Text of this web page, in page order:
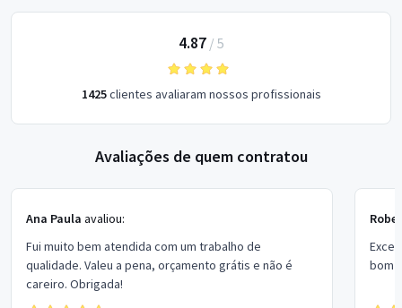
4.87/ 5
1425clientes avaliaram nossos profissionais
Avaliações de quem contratou
Ana Paula avaliou:
Fui muito bem atendida com um trabalho de
qualidade. Valeu a pena, orçamento grátis e não é
careiro. Obrigada!
bom